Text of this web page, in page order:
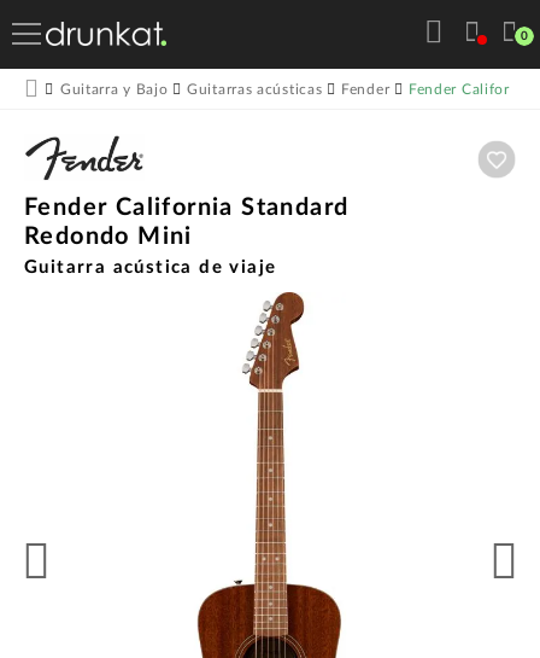
0
Guitarra y Bajo Guitarras acústicas Fender Fender California
Fender California Standard
Redondo Mini
Guitarra acústica de viaje